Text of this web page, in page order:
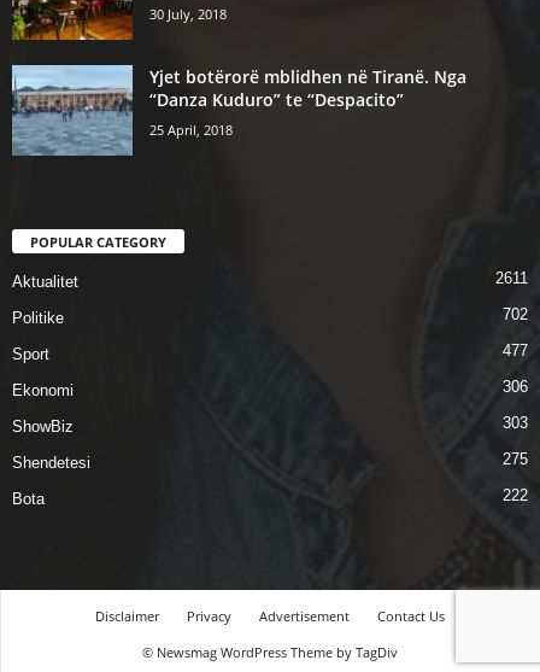
30 July, 2018
Yjet botërorë mblidhen në Tiranë. Nga
“Danza Kuduro” te “Despacito”
25 April, 2018
POPULAR CATEGORY
Aktualitet 2611
Politike 702
Sport 477
Ekonomi 306
ShowBiz 303
Shendetesi 275
Bota 222
Disclaimer Privacy Advertisement
Contact Us
© Newsmag WordPress Theme by TagDiv